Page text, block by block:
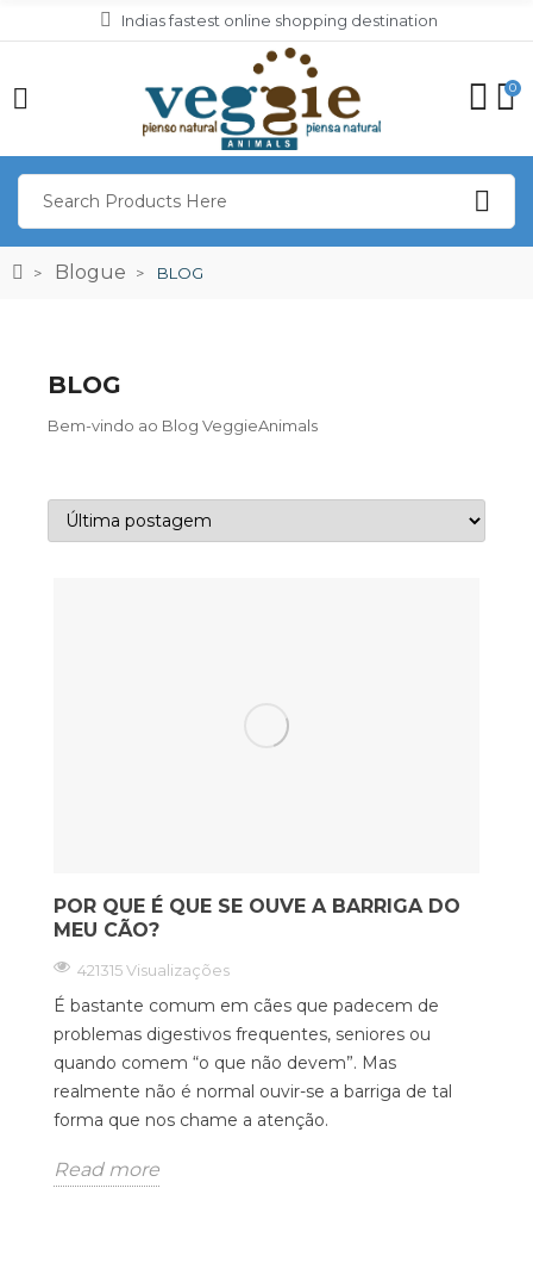
Indias fastest online shopping destination
0
Blogue BLOG
BLOG
Bem-vindo ao Blog VeggieAnimals
POR QUE É QUE SE OUVE A BARRIGA DO
MEU CÃO?
421315 Visualizações
É bastante comum em cães que padecem de
problemas digestivos frequentes, seniores ou
quando comem “o que não devem”. Mas
realmente não é normal ouvir-se a barriga de tal
forma que nos chame a atenção.
Read more